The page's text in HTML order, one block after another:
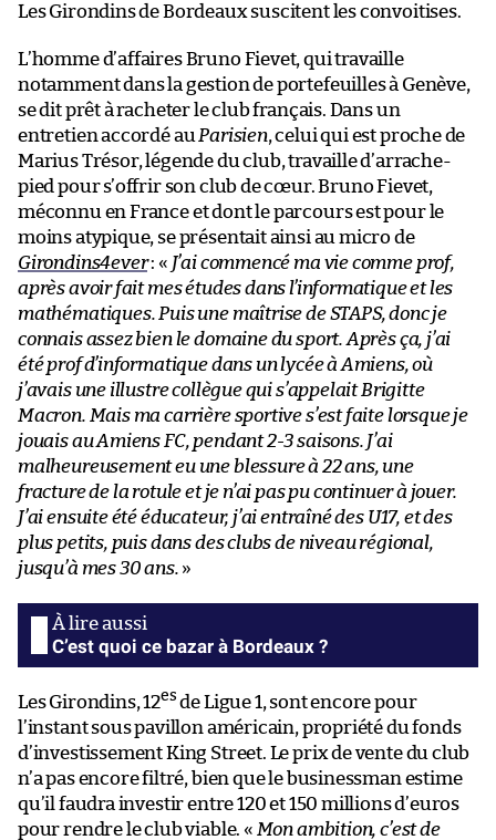
Les Girondins de Bordeaux suscitent les convoitises.
L’homme d’affaires Bruno Fievet, qui travaille
notamment dans la gestion de portefeuilles à Genève,
se dit prêt à racheter le club français. Dans un
entretien accordé au Parisien, celui qui est proche de
Marius Trésor, légende du club, travaille d’arrache-
pied pour s’offrir son club de cœur. Bruno Fievet,
méconnu en France et dont le parcours est pour le
moins atypique, se présentait ainsi au micro de
Girondins4ever: « J’ai commencé ma vie comme prof,
après avoir fait mes études dans l’informatique et les
mathématiques. Puis une maîtrise de STAPS, donc je
connais assez bien le domaine du sport. Après ça, j’ai
été prof d’informatique dans un lycée à Amiens, où
j’avais une illustre collègue qui s’appelait Brigitte
Macron. Mais ma carrière sportive s’est faite lorsque je
jouais au Amiens FC, pendant 2-3 saisons. J’ai
malheureusement eu une blessure à 22 ans, une
fracture de la rotule et je n’ai pas pu continuer à jouer.
J’ai ensuite été éducateur, j’ai entraîné des U17, et des
plus petits, puis dans des clubs de niveau régional,
jusqu’à mes 30 ans. »
C’est quoi ce bazar à Bordeaux ?
Les Girondins, 12es de Ligue 1, sont encore pour
l’instant sous pavillon américain, propriété du fonds
d’investissement King Street. Le prix de vente du club
n’a pas encore filtré, bien que le businessman estime
qu’il faudra investir entre 120 et 150 millions d’euros
pour rendre le club viable. « Mon ambition, c’est de